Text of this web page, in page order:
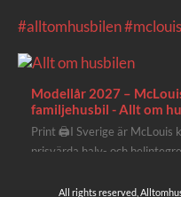
#alltomhusbilen#mclouis
Modellår 2027 –
familjehusbil - Allt om
Print 🖨I Sverige är McLouis
prisvärda halv- och
plåtisutbud lite extra kärlek
All rights reserved,